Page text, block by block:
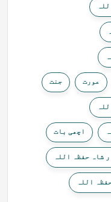
عورت جنت
اچھی بات
شاہ حفظہ اللہ
اللہ